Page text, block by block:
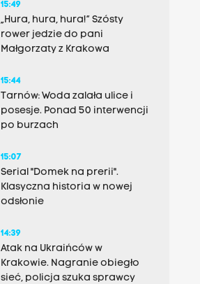
15:49
„Hura, hura, hura!” Szósty
rower jedzie do pani
Małgorzaty z Krakowa
15:44
Tarnów: Woda zalała ulice i
posesje. Ponad 50 interwencji
po burzach
15:07
Serial "Domek na prerii".
Klasyczna historia w nowej
odsłonie
14:39
Atak na Ukraińców w
Krakowie. Nagranie obiegło
sieć, policja szuka sprawcy